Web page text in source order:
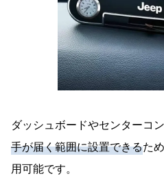
ダッシュボードやセンターコ
手が届く範囲に設置できるた
用可能です。